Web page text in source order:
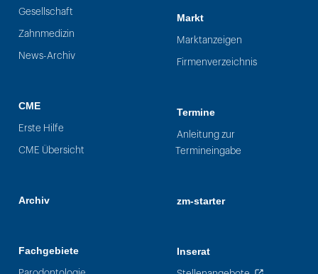
Gesellschaft
Zahnmedizin
News-Archiv
CME
Erste Hilfe
CME Übersicht
Archiv
Fachgebiete
Markt
Marktanzeigen
Firmenverzeichnis
Termine
Anleitung zur
Termineingabe
zm-starter
Inserat